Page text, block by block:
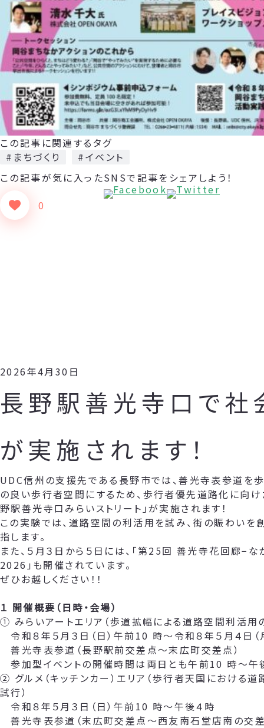
この記事に関連するタグ
#まちづくり
#イベント
この記事が気に入った
0
SNSで記事をシェアしよう！
2026年4月30日
長野駅善光寺口で社
が実施されます！
UDC信州の支援先である長野市では、善光寺表参道を歩
の良い歩行者空間にするため、歩行者優先道路化に向け
野駅善光寺口みらいストリート」が実施されます！
この実験では、道路空間の利活用を試み、街の賑わいを
指します。
また、５月３日から５日には、「第25回 善光寺花回廊−な
2026」も開催されています。
ぜひお越しください！！
１ 開催概要（日時・会場）
① みらいアートエリア（歩道拡幅による道路空間利活用
令和８年５月３日（日）午前10 時～令和８年５月４日（
善光寺表参道（長野駅前交差点～末広町交差点）
参加型イベントの開催時間は両日とも午前10 時～午
② グルメ（キッチンカー）エリア（歩行者天国における
試行）
令和８年５月３日（日）午前10 時～午後４時
善光寺表参道（末広町交差点～西友南石堂店南の交